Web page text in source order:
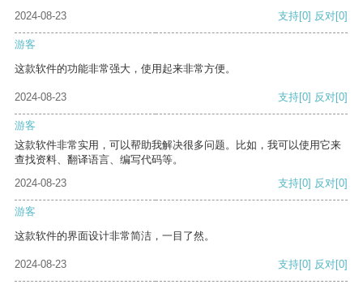
2024-08-23
支持[0] 反对[0]
游客
这款软件的功能非常强大，使用起来非常方便。
2024-08-23 支持[0] 反对[0]
游客
这款软件非常实用，可以帮助我解决很多问题。比如，我可以使用它来
查找资料、翻译语言、编写代码等。
2024-08-23
支持[0] 反对[0]
游客
这款软件的界面设计非常简洁，一目了然。
2024-08-23 支持[0] 反对[0]